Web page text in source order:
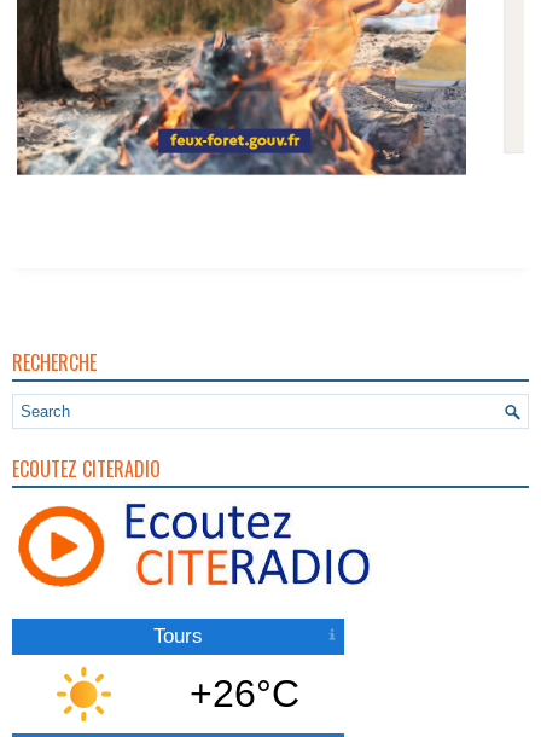
RECHERCHE
ECOUTEZ CITERADIO
Tours
+26°C